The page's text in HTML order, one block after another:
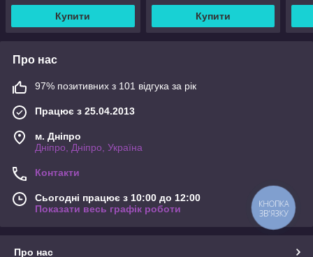
Купити Купити
Про нас
97% позитивних з 101 відгука за рік
Працює з 25.04.2013
м. Дніпро
Дніпро, Дніпро, Україна
Контакти
Сьогодні працює з 10:00 до 12:00
Показати весь графік роботи
Про нас
КНОПКА
ЗВ'ЯЗКУ